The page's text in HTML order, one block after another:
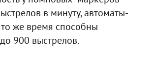
в минуту, автоматы-
же время способны
900 выстрелов.